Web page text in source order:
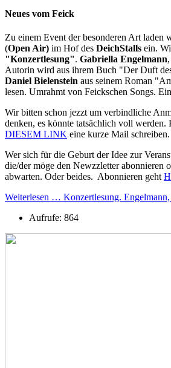
Neues vom Feick
Zu einem Event der besonderen Art laden
(Open Air) im Hof des DeichStalls ein.
"Konzertlesung". Gabriella Engelmann
Autorin wird aus ihrem Buch "Der Duft
Daniel Bielenstein aus seinem Roman
lesen. Umrahmt von Feickschen Songs.
Wir bitten schon jezzt um verbindliche
denken, es könnte tatsächlich voll werden.
DIESEM LINK eine kurze Mail schreiben.
Wer sich für die Geburt der Idee zur
die/der möge den Newzzletter abonnieren
abwarten. Oder beides. Abonnieren geht
Weiterlesen … Konzertlesung.
Aufrufe: 864